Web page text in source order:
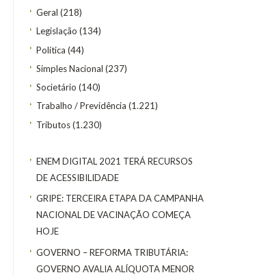
Geral (218)
Legislação (134)
Política (44)
Simples Nacional (237)
Societário (140)
Trabalho / Previdência (1.221)
Tributos(1.230)
ENEM DIGITAL 2021 TERÁ RECURSOS
DE ACESSIBILIDADE
GRIPE: TERCEIRA ETAPA DA CAMPANHA
NACIONAL DE VACINAÇÃO COMEÇA
HOJE
GOVERNO – REFORMA TRIBUTÁRIA:
GOVERNO AVALIA ALÍQUOTA MENOR